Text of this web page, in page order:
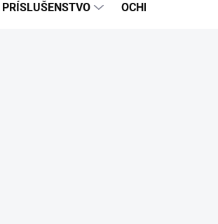
PRÍSLUŠENSTVO OCHRANNÉ